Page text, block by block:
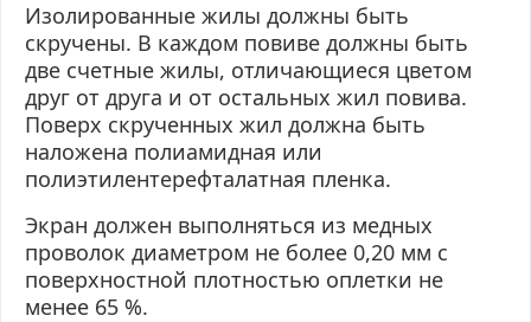
Изолированные жилы должны быть
скручены. В каждом повиве должны быть
две счетные жилы, отличающиеся цветом
друг от друга и от остальных жил повива.
Поверх скрученных жил должна быть
наложена полиамидная или
полиэтилентерефталатная пленка.
Экран должен выполняться из медных
проволок диаметром не более 0,20 мм с
поверхностной плотностью оплетки не
менее 65 %.